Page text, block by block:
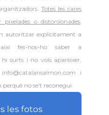
Totes les cares
o distorsionades,
autoritzar explícitament a
fes-nos-ho saber a
surts i no vols aparèixer,
i
no se't reconegui.
les fotos